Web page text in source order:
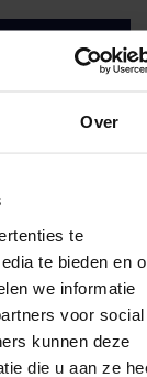
Over
te
te bieden en
we informatie
voor social
kunnen deze
die u aan ze